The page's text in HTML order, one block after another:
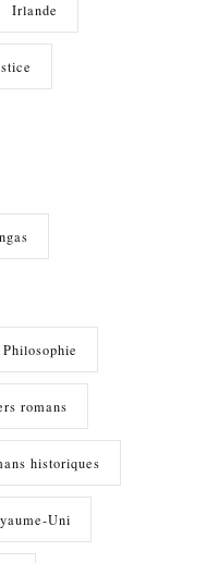
Irlande
Philosophie
romans
historiques
Uni